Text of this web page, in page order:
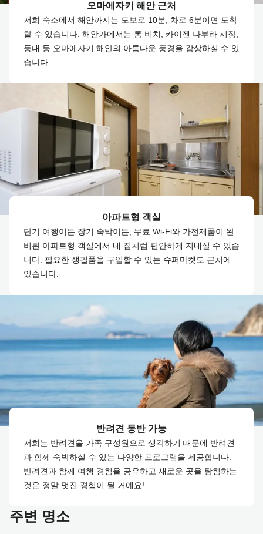
오마에자키 해안 근처
저희 숙소에서 해안까지는 도보로 10분, 차로 6분이면 도착
할 수 있습니다. 해안가에서는 롱 비치, 카이젠 나부라 시장,
등대 등 오마에자키 해안의 아름다운 풍경을 감상하실 수 있
습니다.
아파트형 객실
단기 여행이든 장기 숙박이든, 무료 Wi-Fi와 가전제품이 완
비된 아파트형 객실에서 내 집처럼 편안하게 지내실 수 있습
니다. 필요한 생필품을 구입할 수 있는 슈퍼마켓도 근처에
있습니다.
반려견 동반 가능
저희는 반려견을 가족 구성원으로 생각하기 때문에 반려견
과 함께 숙박하실 수 있는 다양한 프로그램을 제공합니다.
반려견과 함께 여행 경험을 공유하고 새로운 곳을 탐험하는
것은 정말 멋진 경험이 될 거예요!
주변 명소